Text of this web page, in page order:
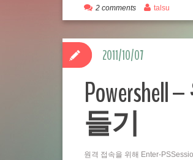
2 comments talsu
들기
원격 접속을 위해 Enter-
2011/10/07